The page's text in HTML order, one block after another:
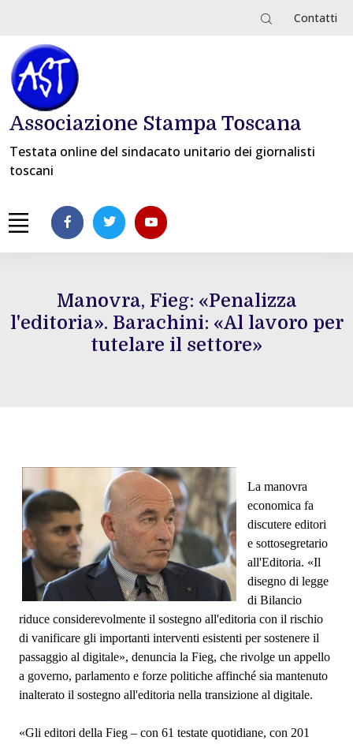
Contatti
Associazione Stampa Toscana
Testata online del sindacato unitario dei giornalisti
toscani
Manovra, Fieg: «Penalizza
l'editoria». Barachini: «Al lavoro per
tutelare il settore»
La manovra
economica fa
discutere editori
e sottosegretario
all'Editoria. «Il
disegno di legge
di Bilancio
riduce considerevolmente il sostegno all'editoria con il rischio
di vanificare gli importanti interventi esistenti per sostenere il
passaggio al digitale», denuncia la Fieg, che rivolge un appello
a governo, parlamento e forze politiche affinché sia mantenuto
inalterato il sostegno all'editoria nella transizione al digitale.
«Gli editori della Fieg – con 61 testate quotidiane, con 201